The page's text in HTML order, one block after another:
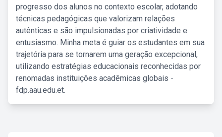
progresso dos alunos no contexto escolar, adotando
técnicas pedagógicas que valorizam relações
autênticas e são impulsionadas por criatividade e
entusiasmo. Minha meta é guiar os estudantes em sua
trajetória para se tornarem uma geração excepcional,
utilizando estratégias educacionais reconhecidas por
renomadas instituições acadêmicas globais -
fdp.aau.edu.et.